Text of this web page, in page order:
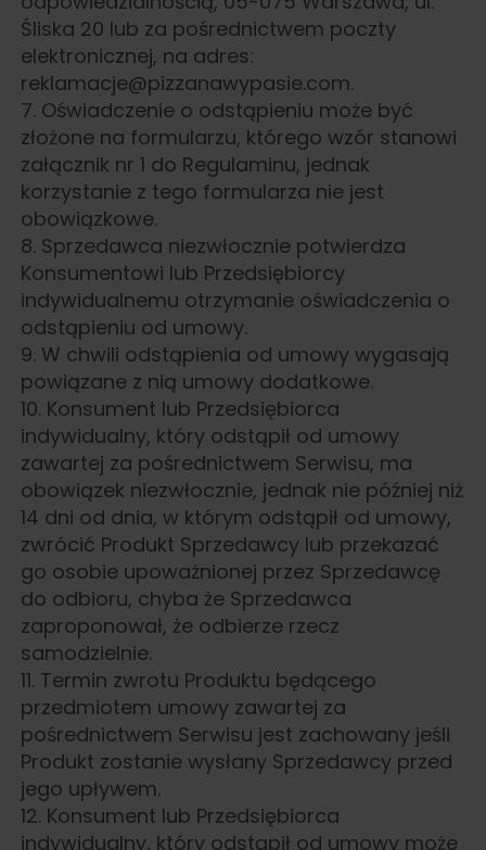
Śliska 20 lub za pośrednictwem poczty
elektronicznej, na adres:
reklamacje@pizzanawypasie.com.
7. Oświadczenie o odstąpieniu może być
złożone na formularzu, którego wzór stanowi
załącznik nr 1 do Regulaminu, jednak
korzystanie z tego formularza nie jest
obowiązkowe.
8. Sprzedawca niezwłocznie potwierdza
Konsumentowi lub Przedsiębiorcy
indywidualnemu otrzymanie oświadczenia o
odstąpieniu od umowy.
9. W chwili odstąpienia od umowy wygasają
powiązane z nią umowy dodatkowe.
10. Konsument lub Przedsiębiorca
indywidualny, który odstąpił od umowy
zawartej za pośrednictwem Serwisu, ma
obowiązek niezwłocznie, jednak nie później niż
14 dni od dnia, w którym odstąpił od umowy,
zwrócić Produkt Sprzedawcy lub przekazać
go osobie upoważnionej przez Sprzedawcę
do odbioru, chyba że Sprzedawca
zaproponował, że odbierze rzecz
samodzielnie.
11. Termin zwrotu Produktu będącego
przedmiotem umowy zawartej za
pośrednictwem Serwisu jest zachowany jeśli
Produkt zostanie wysłany Sprzedawcy przed
jego upływem.
12. Konsument lub Przedsiębiorca
indywidualny, który odstąpił od umowy może